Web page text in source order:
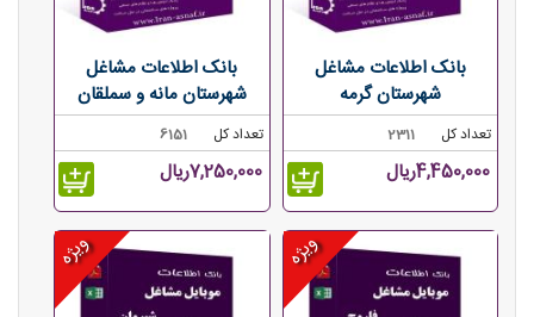
بانک اطلاعات مشاغل
شهرستان گرمه
تعداد کل 2311
4,450,000ریال
بانک اطلاعات مشاغل
شهرستان مانه و سملقان
تعداد کل 6151
7,250,000ریال
ویژه ویژه